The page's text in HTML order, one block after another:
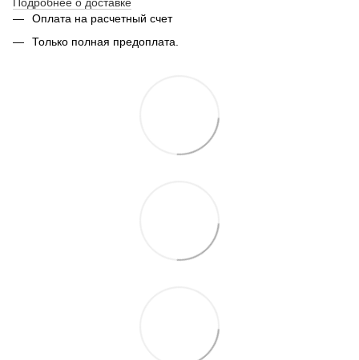
Оплата на расчетный счет
Только полная предоплата.